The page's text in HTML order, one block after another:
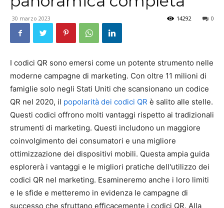
30 marzo 2023 0
14292
I codici QR sono emersi come un potente strumento nelle
moderne campagne di marketing. Con oltre 11 milioni di
famiglie solo negli Stati Uniti che scansionano un codice
QR nel 2020, il popolarità dei codici QR è salito alle stelle.
Questi codici offrono molti vantaggi rispetto ai tradizionali
strumenti di marketing. Questi includono un maggiore
coinvolgimento dei consumatori e una migliore
ottimizzazione dei dispositivi mobili. Questa ampia guida
esplorerà i vantaggi e le migliori pratiche dell'utilizzo dei
codici QR nel marketing. Esamineremo anche i loro limiti
e le sfide e metteremo in evidenza le campagne di
successo che sfruttano efficacemente i codici QR. Alla